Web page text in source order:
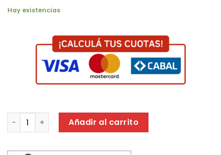
Hay existencias
TERMOTANQUE COPPENS ELECT. 40 LT TTQE40CO
Añadir al carrito